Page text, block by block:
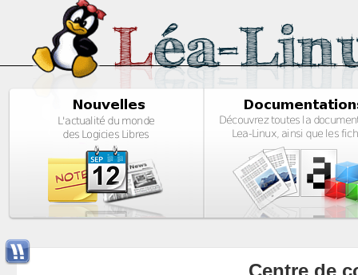
Centre de